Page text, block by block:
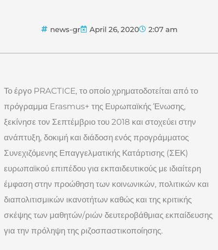
news-gr April 26, 2020 2:07 am
Το έργο PRACTICE, το οποίο χρηματοδοτείται από το
πρόγραμμα Erasmus+ της Ευρωπαϊκής Ένωσης,
ξεκίνησε τον Σεπτέμβριο του 2018 και στοχεύει στην
ανάπτυξη, δοκιμή και διάδοση ενός προγράμματος
Συνεχιζόμενης Επαγγελματικής Κατάρτισης (ΣΕΚ)
ευρωπαϊκού επιπέδου για εκπαιδευτικούς με ιδιαίτερη
έμφαση στην προώθηση των κοινωνικών, πολιτικών και
διαπολιτισμικών ικανοτήτων καθώς και της κριτικής
σκέψης των μαθητών/ριών δευτεροβάθμιας εκπαίδευσης
για την πρόληψη της ριζοσπαστικοποίησης.